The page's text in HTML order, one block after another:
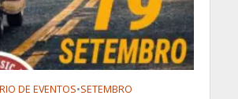
DE EVENTOS•SETEMBRO